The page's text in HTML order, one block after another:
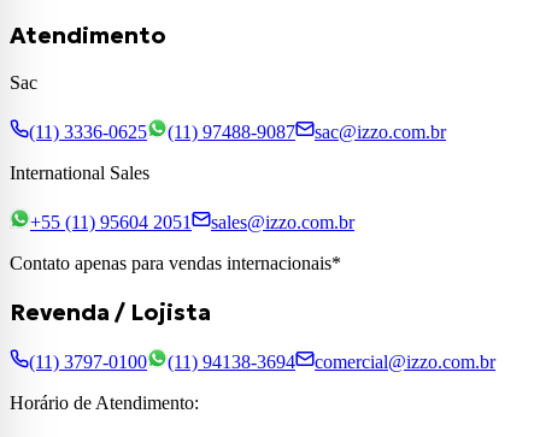
Atendimento
Sac
(11) 3336-0625 (11) 97488-9087
sac@izzo.com.br
International Sales
+55 (11) 95604 2051
sales@izzo.com.br
Contato apenas para vendas internacionais*
Revenda / Lojista
(11) 3797-0100 (11) 94138-3694
comercial@izzo.com.br
Horário de Atendimento: